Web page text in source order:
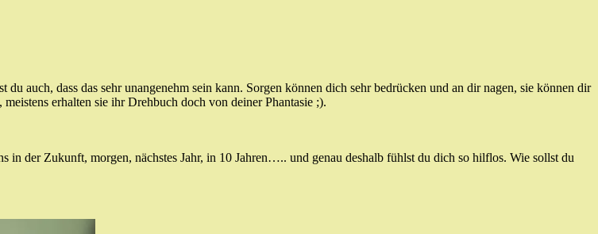
du auch, dass das sehr unangenehm sein kann. Sorgen können dich sehr bedrücken und an dir nagen, sie können dir
erhalten sie ihr Drehbuch doch von deiner Phantasie ;).
in der Zukunft, morgen, nächstes Jahr, in 10 Jahren….. und genau deshalb fühlst du dich so hilflos. Wie sollst du